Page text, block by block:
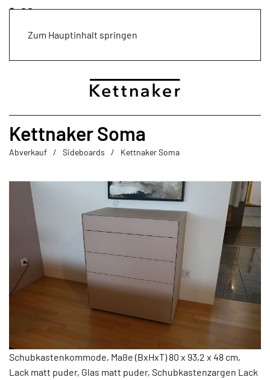
Zum Hauptinhalt springen
Kettnaker Soma
Abverkauf Sideboards Kettnaker Soma
Schubkastenkommode, Maße (BxHxT) 80 x 93,2 x 48 cm,
Lack matt puder, Glas matt puder, Schubkastenzargen Lack